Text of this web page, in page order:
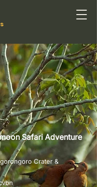
Safari Adventure
Crater &